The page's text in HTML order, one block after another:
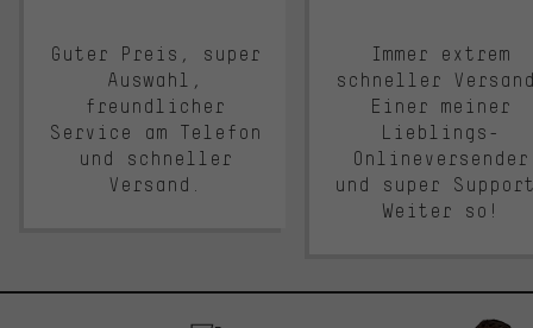
Guter Preis, super
Auswahl,
freundlicher
Service am Telefon
und schneller
Versand.
Immer extrem
schneller
Einer meiner
Lieblings-
Onlineversender
und super
Weiter so!